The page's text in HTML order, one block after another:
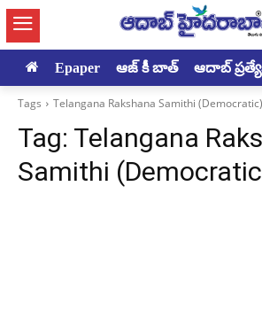
Epaper ఆజ్ కీ బాత్ ఆదాబ్
Tags Telangana Rakshana Samithi
Tag: Telangana
Samithi